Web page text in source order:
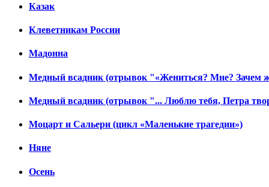
Казак
Клеветникам России
Мадонна
Медный всадник (отрывок "«Жениться? Мне? Зачем
Медный всадник (отрывок "... Люблю тебя, Петра
Моцарт и Сальери (цикл «Маленькие трагедии»)
Няне
Осень